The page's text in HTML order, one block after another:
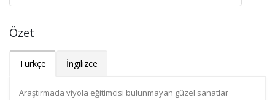
Özet
Türkçe İngilizce
Araştırmada viyola eğitimcisi bulunmayan güzel sanatlar